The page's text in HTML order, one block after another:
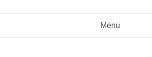
Menu